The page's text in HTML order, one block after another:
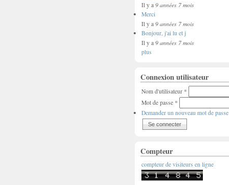
Il y a 9 années 7 mois
Merci
Il y a 9 années 7 mois
Bonjour, j'ai lu et j
Il y a 9 années 7 mois
plus
Connexion utilisateur
Nom d'utilisateur *
Mot de passe *
Demander un nouveau mot de passe
Compteur
compteur de visiteurs en ligne